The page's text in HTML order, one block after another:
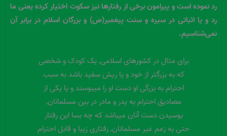
رد نموده است و پیرامون برخی از رفتارها نیز سکوت اختیار کرده یعنی ما
رد و یا اثباتی در سیره و سنت پیغمبر(ص) و بزرگان اسلام در برابر آن
نمی‌شناسیم.
برای مثال در کشورهای اسلامی, یک کودک و شخصی
که به بزرگتر از خود و یا ریش سفید باشد به سبب
احترام به بزرگی او دست او را میبوسند و یا یکی از
مصادیق احترام به پدر و مادر در بین مسلمانان,
بوسیدن دست آنان میباشد که چه بسا این رفتار
حتی به زعم غیر مسلمانان, رفتاری زیبا و قابل احترام